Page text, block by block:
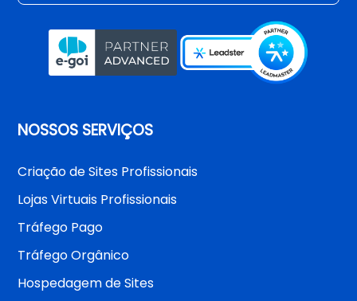
NOSSOS SERVIÇOS
Criação de Sites Profissionais
Lojas Virtuais Profissionais
Tráfego Pago
Tráfego Orgânico
Hospedagem de Sites